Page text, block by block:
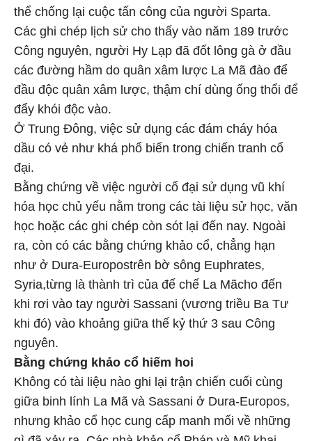
thể chống lại cuộc tấn công của người Sparta.
Các ghi chép lịch sử cho thấy vào năm 189 trước
Công nguyên, người Hy Lạp đã đốt lông gà ở đầu
các đường hầm do quân xâm lược La Mã đào để
đầu độc quân xâm lược, thậm chí dùng ống thổi để
đẩy khói độc vào.
Ở Trung Đông, việc sử dụng các đám cháy hóa
dầu có vẻ như khá phổ biến trong chiến tranh cổ
đại.
Bằng chứng về việc người cổ đại sử dụng vũ khí
hóa học chủ yếu nằm trong các tài liệu sử học, văn
học hoặc các ghi chép còn sót lại đến nay. Ngoài
ra, còn có các bằng chứng khảo cổ, chẳng hạn
như ở Dura-Europostrên bờ sông Euphrates,
Syria,từng là thành trì của đế chế La Mãcho đến
khi rơi vào tay người Sassani (vương triều Ba Tư
khi đó) vào khoảng giữa thế kỷ thứ 3 sau Công
nguyên.
Bằng chứng khảo cổ hiếm hoi
Không có tài liệu nào ghi lại trận chiến cuối cùng
giữa binh lính La Mã và Sassani ở Dura-Europos,
nhưng khảo cổ học cung cấp manh mối về những